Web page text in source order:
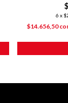
6 x
$14.656,50